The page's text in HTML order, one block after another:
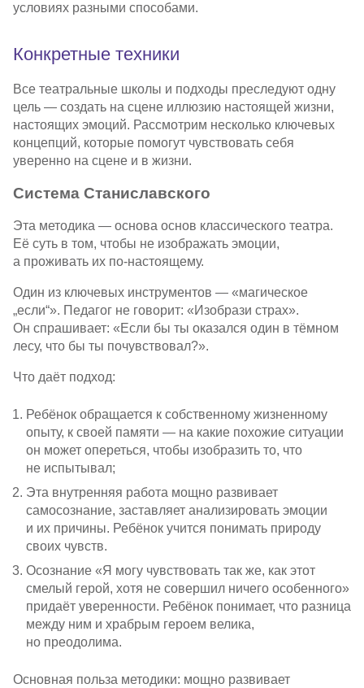
условиях разными способами.
Конкретные техники
Все театральные школы и подходы преследуют одну
цель — создать на сцене иллюзию настоящей жизни,
настоящих эмоций. Рассмотрим несколько ключевых
концепций, которые помогут чувствовать себя
уверенно на сцене и в жизни.
Система Станиславского
Эта методика — основа основ классического театра.
Её суть в том, чтобы не изображать эмоции,
а проживать их по-настоящему.
Один из ключевых инструментов — «магическое
„если“». Педагог не говорит: «Изобрази страх».
Он спрашивает: «Если бы ты оказался один в тёмном
лесу, что бы ты почувствовал?».
Что даёт подход:
Ребёнок обращается к собственному жизненному
опыту, к своей памяти — на какие похожие ситуации
он может опереться, чтобы изобразить то, что
не испытывал;
Эта внутренняя работа мощно развивает
самосознание, заставляет анализировать эмоции
и их причины. Ребёнок учится понимать природу
своих чувств.
Осознание «Я могу чувствовать так же, как этот
смелый герой, хотя не совершил ничего особенного»
придаёт уверенности. Ребёнок понимает, что разница
между ним и храбрым героем велика,
но преодолима.
Основная польза методики: мощно развивает